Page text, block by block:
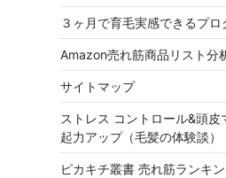
３ヶ月で育毛実感できるプロ
Amazon売れ筋商品リスト分
サイトマップ
ストレス コントロール&頭
起力アップ（毛髪の体験談）
ピカキチ叢書 売れ筋ランキ